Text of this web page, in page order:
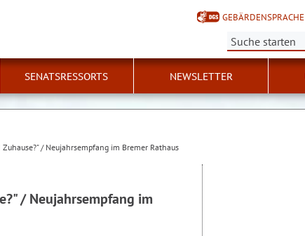
GEBÄRDENSPRACHE
Suche:
SENATSRESSORTS NEWSLETTER
/ Neujahrsempfang im Bremer Rathaus
/ Neujahrsempfang im